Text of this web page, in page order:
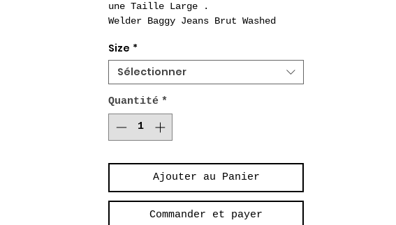
une Taille Large .
Welder Baggy Jeans Brut Washed
Size *
Sélectionner
Quantité *
Ajouter au Panier
Commander et payer